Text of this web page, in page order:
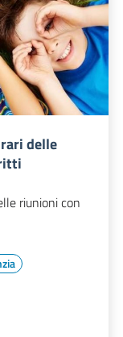
delle
riunioni con